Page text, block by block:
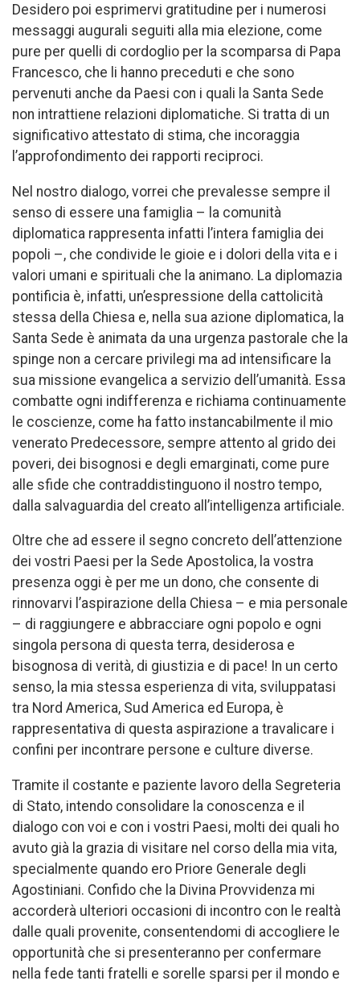
Desidero poi esprimervi gratitudine per i numerosi
messaggi augurali seguiti alla mia elezione, come
pure per quelli di cordoglio per la scomparsa di Papa
Francesco, che li hanno preceduti e che sono
pervenuti anche da Paesi con i quali la Santa Sede
non intrattiene relazioni diplomatiche. Si tratta di un
significativo attestato di stima, che incoraggia
l’approfondimento dei rapporti reciproci.
Nel nostro dialogo, vorrei che prevalesse sempre il
senso di essere una famiglia – la comunità
diplomatica rappresenta infatti l’intera famiglia dei
popoli –, che condivide le gioie e i dolori della vita e i
valori umani e spirituali che la animano. La diplomazia
pontificia è, infatti, un’espressione della cattolicità
stessa della Chiesa e, nella sua azione diplomatica, la
Santa Sede è animata da una urgenza pastorale che la
spinge non a cercare privilegi ma ad intensificare la
sua missione evangelica a servizio dell’umanità. Essa
combatte ogni indifferenza e richiama continuamente
le coscienze, come ha fatto instancabilmente il mio
venerato Predecessore, sempre attento al grido dei
poveri, dei bisognosi e degli emarginati, come pure
alle sfide che contraddistinguono il nostro tempo,
dalla salvaguardia del creato all’intelligenza artificiale.
Oltre che ad essere il segno concreto dell’attenzione
dei vostri Paesi per la Sede Apostolica, la vostra
presenza oggi è per me un dono, che consente di
rinnovarvi l’aspirazione della Chiesa – e mia personale
– di raggiungere e abbracciare ogni popolo e ogni
singola persona di questa terra, desiderosa e
bisognosa di verità, di giustizia e di pace! In un certo
senso, la mia stessa esperienza di vita, sviluppatasi
tra Nord America, Sud America ed Europa, è
rappresentativa di questa aspirazione a travalicare i
confini per incontrare persone e culture diverse.
Tramite il costante e paziente lavoro della Segreteria
di Stato, intendo consolidare la conoscenza e il
dialogo con voi e con i vostri Paesi, molti dei quali ho
avuto già la grazia di visitare nel corso della mia vita,
specialmente quando ero Priore Generale degli
Agostiniani. Confido che la Divina Provvidenza mi
accorderà ulteriori occasioni di incontro con le realtà
dalle quali provenite, consentendomi di accogliere le
opportunità che si presenteranno per confermare
nella fede tanti fratelli e sorelle sparsi per il mondo e